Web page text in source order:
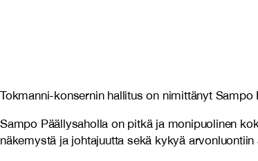
Tokmanni-konsernin hallitus on nimittänyt
Sampo Päällysaholla on pitkä ja monipuolinen
näkemystä ja johtajuutta sekä kykyä